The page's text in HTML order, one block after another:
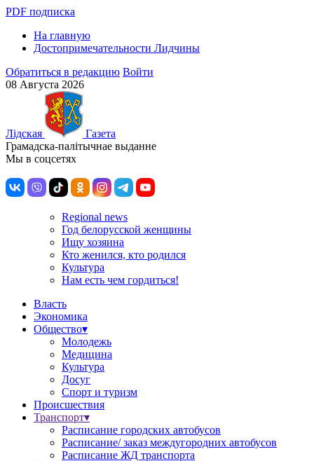
PDF подписка
На главную
Достопримечательности Лидчины
Обратиться в редакцию Войти
08 Августа 2026
Лiдская
Газета
Грамадска-палiтычнае выданне
Мы в соцсетях
Regional news
Год белорусской женщины
Ищу хозяина
Кто женился, кто родился
Культура
Нам есть чем гордиться!
Власть
Экономика
Общество▾
Молодежь
Медицина
Культура
Досуг
Спорт и туризм
Происшествия
Транспорт▾
Расписание городских автобусов
Расписание/ заказ междугородних автобусов
Расписание ЖД транспорта